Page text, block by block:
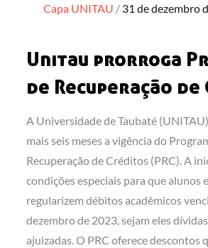
Capa UNITAU Posted
31 de dezembro
Unitau prorroga
de Recuperação
A Universidade de Taubaté
mais seis meses a vigência do
Recuperação de Créditos (PRC). A
condições especiais para que alunos
regularizem débitos acadêmicos
dezembro de 2023, sejam eles
ajuizadas. O PRC oferece descontos